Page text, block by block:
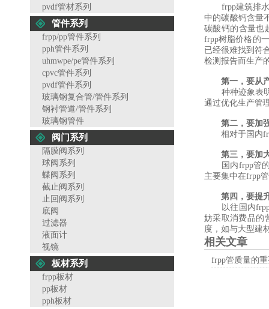
pvdf管材系列
管件系列
frpp/pp管件系列
pph管件系列
uhmwpe/pe管件系列
cpvc管件系列
pvdf管件系列
玻璃钢复合管/管件系列
钢衬管道/管件系列
玻璃钢管件
阀门系列
隔膜阀系列
球阀系列
蝶阀系列
截止阀系列
止回阀系列
底阀
过滤器
液面计
视镜
板材系列
frpp板材
pp板材
pph板材
frpp建筑排水
中的碳酸钙含量
碳酸钙的含量也
frpp树脂价格的
已经很难找到符
检测报告而生产
第一，要从
种种迹象表明
通过优化生产管
第二，要加
相对于国内
第三，要加
国内frpp管的
主要集中在frpp
第四，要提
以往国内frpp
妨采取消费品的
度，如与大型建
相关文章
frpp管质量的